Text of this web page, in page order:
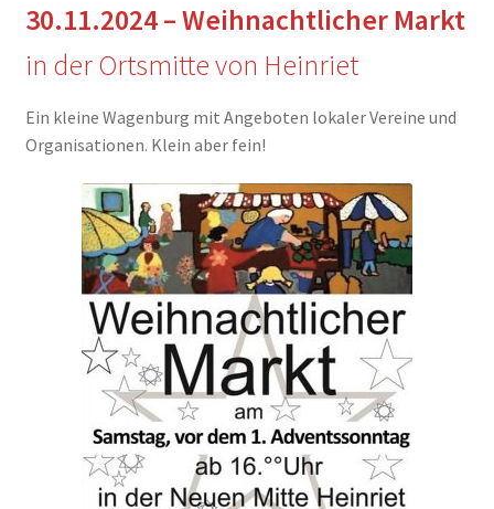
30.11.2024 – Weihnachtlicher Markt
in der Ortsmitte von Heinriet
Ein kleine Wagenburg mit Angeboten lokaler Vereine und
Organisationen. Klein aber fein!